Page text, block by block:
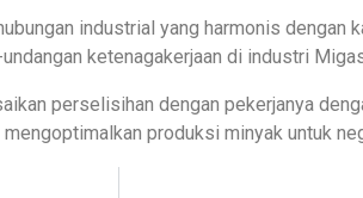
industrial yang harmonis dengan
ketenagakerjaan di industri
perselisihan dengan pekerjanya
produksi minyak untuk